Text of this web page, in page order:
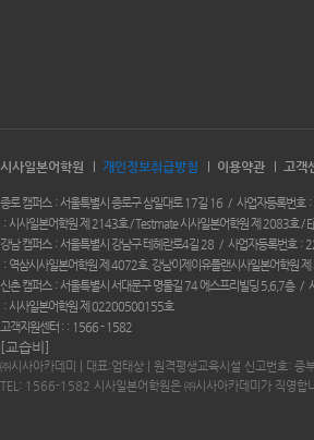
시사일본어학원 개인정보취급방침 이용약관 고객
종로 캠퍼스 서울특별시 종로구 삼일대로 17길 16 사업자등록번호
시사일본어학원 제 2143호 / Testmate 시사일본어학원 제 2083호 /
강남 캠퍼스
서울특별시 강남구 테헤란로4길 28 사업자등록번호
역삼시사일본어학원 제 4072호. 강남이제이유플랜시사일본어학원
신촌 캠퍼스
서울특별시 서대문구 명물길 74 에스프리빌딩 5,6,7층
시사일본어학원 제 02200500155호
고객지원센터 :
1566 - 1582
[교습비]
㈜시사아카데미 | 대표:엄태상 | 원격평생교육시설 신고번호:
TEL: 1566-1582 시사일본어학원은 ㈜시사아카데미가 직영